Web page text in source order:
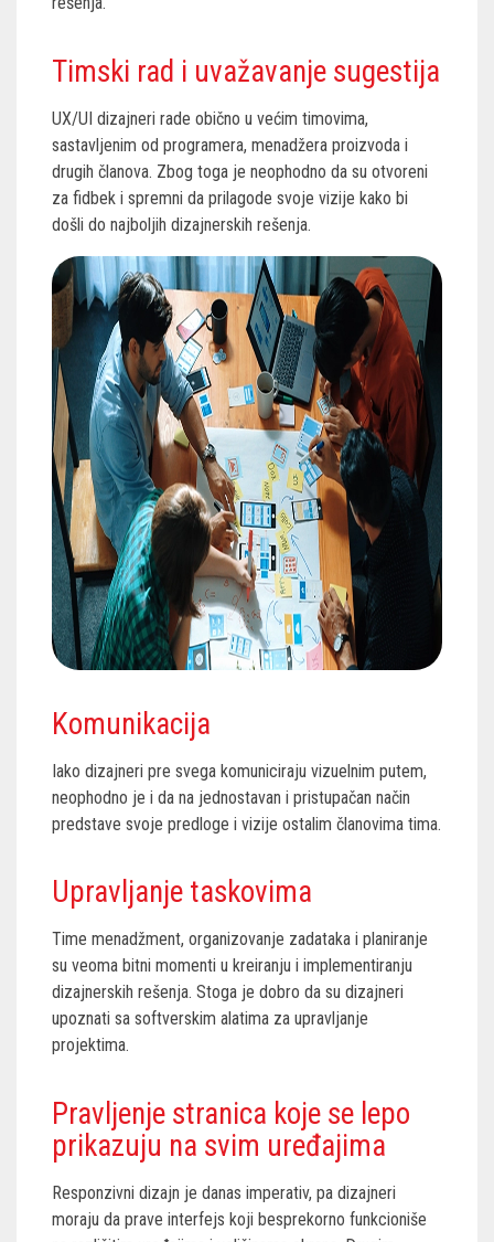
Timski rad i uvažavanje sugestija
UX/UI dizajneri rade obično u većim timovima,
sastavljenim od programera, menadžera proizvoda i
drugih članova. Zbog toga je neophodno da su otvoreni
za fidbek i spremni da prilagode svoje vizije kako bi
došli do najboljih dizajnerskih rešenja.
Komunikacija
Iako dizajneri pre svega komuniciraju vizuelnim putem,
neophodno je i da na jednostavan i pristupačan način
predstave svoje predloge i vizije ostalim članovima tima.
Upravljanje taskovima
Time menadžment, organizovanje zadataka i planiranje
su veoma bitni momenti u kreiranju i implementiranju
dizajnerskih rešenja. Stoga je dobro da su dizajneri
upoznati sa softverskim alatima za upravljanje
projektima.
Pravljenje stranica koje se lepo
prikazuju na svim uređajima
Responzivni dizajn je danas imperativ, pa dizajneri
moraju da prave interfejs koji besprekorno funkcioniše